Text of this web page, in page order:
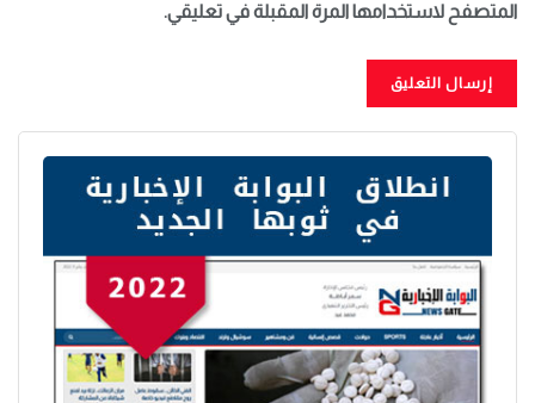
المتصفح لاستخدامها المرة المقبلة في تعليقي.